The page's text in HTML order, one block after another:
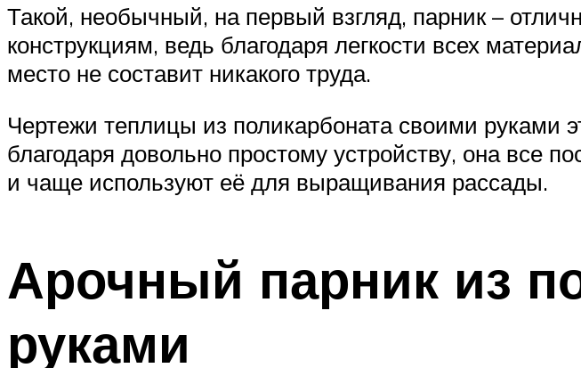
Такой, необычный, на первый взгляд, парник –
конструкциям, ведь благодаря легкости всех
место не составит никакого труда.
Чертежи теплицы из поликарбоната своими руками
благодаря довольно простому устройству, она все
и чаще используют её для выращивания рассады.
Арочный парник из
руками